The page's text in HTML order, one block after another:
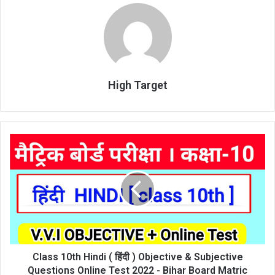
High Target
Class
10th
Subjective
Questions
Online
Class 10th Hindi ( हिंदी ) Objective & Subjective
Questions Online Test 2022 - Bihar Board Matric